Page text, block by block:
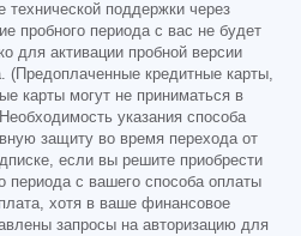
поддержки через
пробного периода с вас не будет
для активации пробной версии
(Предоплаченные кредитные карты,
карты могут не приниматься в
указания способа
защиту во время перехода от
если вы решите приобрести
периода с вашего способа оплаты
хотя в ваше финансовое
запросы на авторизацию для